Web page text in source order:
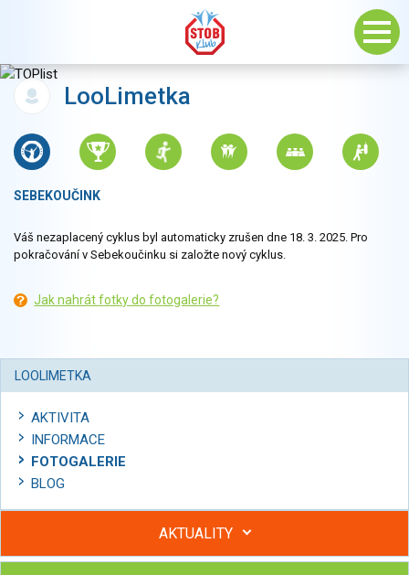
LooLimetka
SEBEKOUČINK
Váš nezaplacený cyklus byl automaticky zrušen dne 18. 3. 2025. Pro
pokračování v Sebekoučinku si založte nový cyklus.
Jak nahrát fotky do fotogalerie?
LOOLIMETKA
AKTIVITA
INFORMACE
FOTOGALERIE
BLOG
AKTUALITY